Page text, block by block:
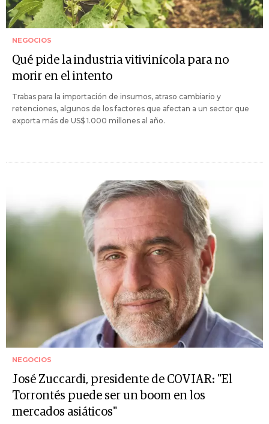
NEGOCIOS
Qué pide la industria vitivinícola para no
morir en el intento
Trabas para la importación de insumos, atraso cambiario y
retenciones, algunos de los factores que afectan a un sector que
exporta más de US$ 1.000 millones al año.
NEGOCIOS
José Zuccardi, presidente de COVIAR: "El
Torrontés puede ser un boom en los
mercados asiáticos"